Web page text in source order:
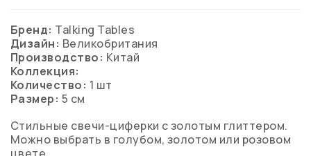
Бренд: Talking Tables
Дизайн: Великобритания
Производство: Китай
Коллекция:
Количество: 1 шт
Размер: 5 см
Стильные свечи-циферки с золотым глиттером.
Можно выбрать в голубом, золотом или розовом